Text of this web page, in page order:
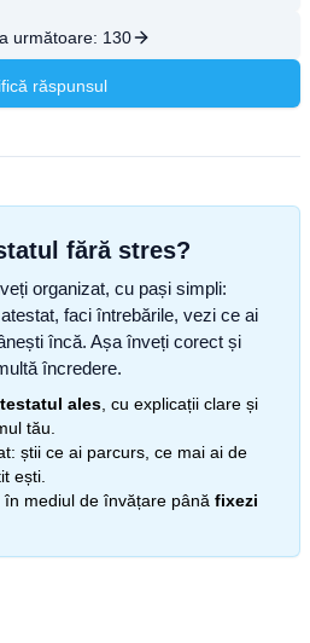
următoare: 130
răspunsul
fără stres?
organizat, cu pași simpli:
faci întrebările, vezi ce ai
încă. Așa înveți corect și
încredere.
ales , cu explicații clare și
tău.
știi ce ai parcurs, ce mai ai de
ești.
mediul de învățare până fixezi